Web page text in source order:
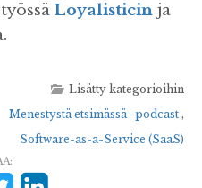
Loyalisticin ja
Lisätty kategorioihin
Menestystä etsimässä -podcast ,
Software-as-a-Service (SaaS)